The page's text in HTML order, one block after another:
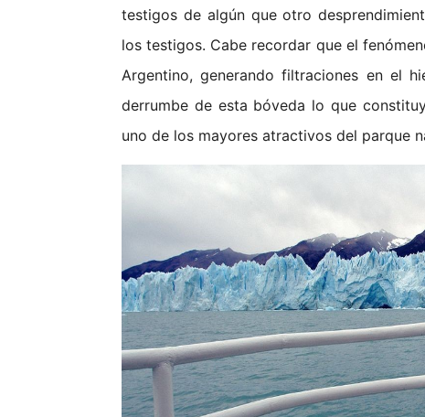
testigos de algún que otro
los testigos. Cabe recordar que el
Argentino, generando filtraciones en el
derrumbe de esta bóveda lo que
uno de los mayores atractivos del parque